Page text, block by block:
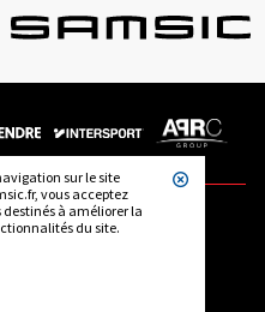
sur le site
vous acceptez
à améliorer la
du site.
NOUS